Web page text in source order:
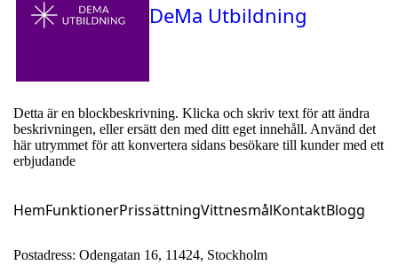
DeMa Utbildning
Detta är en blockbeskrivning. Klicka och skriv text för att ändra
beskrivningen, eller ersätt den med ditt eget innehåll. Använd det
här utrymmet för att konvertera sidans besökare till kunder med ett
erbjudande
HemFunktionerPrissättningVittnesmålKontaktBlogg
Postadress: Odengatan 16, 11424, Stockholm